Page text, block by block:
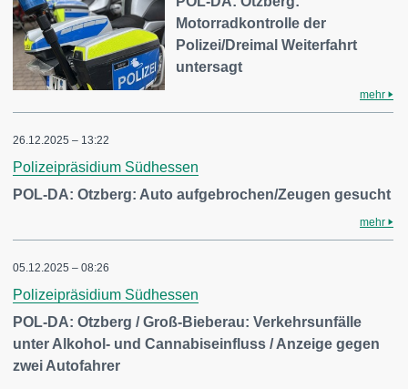
Motorradkontrolle der
Polizei/Dreimal Weiterfahrt
untersagt
mehr
26.12.2025 – 13:22
Polizeipräsidium Südhessen
POL-DA: Otzberg: Auto aufgebrochen/Zeugen gesucht
mehr
05.12.2025 – 08:26
Polizeipräsidium Südhessen
POL-DA: Otzberg / Groß-Bieberau: Verkehrsunfälle
unter Alkohol- und Cannabiseinfluss / Anzeige gegen
zwei Autofahrer